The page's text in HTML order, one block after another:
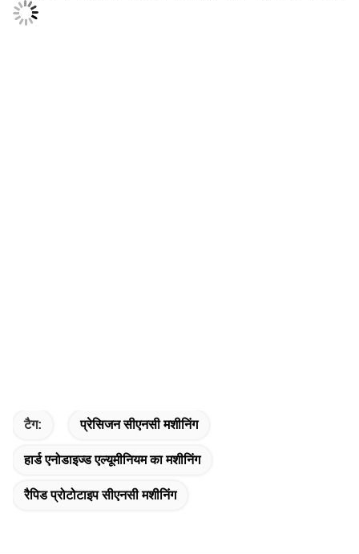
टैग: प्रेसिजन सीएनसी मशीनिंग
हार्ड एनोडाइज्ड एल्यूमीनियम का मशीनिंग
रैपिड प्रोटोटाइप सीएनसी मशीनिंग